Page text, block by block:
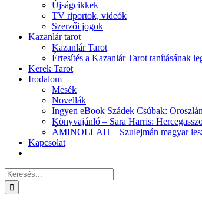
Újságcikkek
TV riportok, videók
Szerzői jogok
Kazanlár tarot
Kazanlár Tarot
Értesítés a Kazanlár Tarot tanításának
Kerek Tarot
Irodalom
Mesék
Novellák
Ingyen eBook Szádek Csúbak:
Könyvajánló – Sara Harris:
ÁMINOLLAH – Szulejmán magyar
Kapcsolat
Keresés...